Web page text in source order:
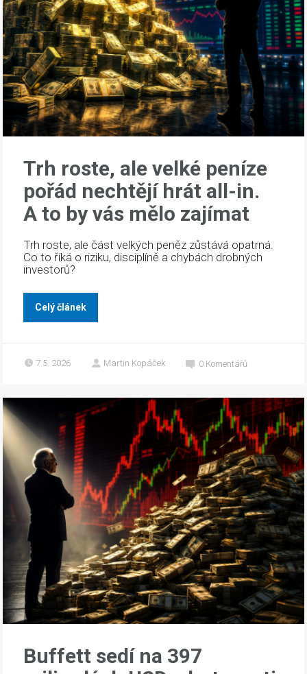
Trh roste, ale velké peníze
pořád nechtějí hrát all-in.
A to by vás mělo zajímat
Trh roste, ale část velkých peněz zůstává opatrná.
Co to říká o riziku, disciplíně a chybách drobných
investorů?
Celý článek
7.5. 2026 Martin Kopáček 0 Komentářů
Buffett sedí na 397